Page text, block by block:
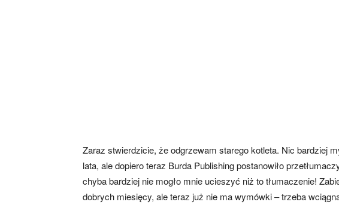
Zaraz stwierdzicie, że odgrzewam starego kotleta. Nic bardziej
lata, ale dopiero teraz Burda Publishing postanowiło
chyba bardziej nie mogło mnie ucieszyć niż to tłumaczenie!
dobrych miesięcy, ale teraz już nie ma wymówki – trzeba